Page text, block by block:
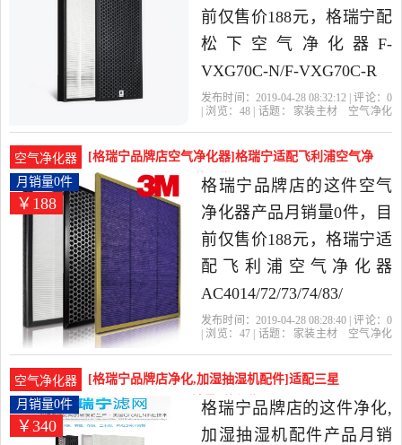
前仅售价188元，格瑞宁配
松下空气净化器F-
VXG70C-N/F-VXG70C-R
滤网套装是2019年格瑞宁
性价比很高的空气净化
器，由上海发货。
发布时间：2019-04-28 08:32:12 | 评论： 0
| 浏览： 48| 话题： 家装主材
空气净化
空气净化器
[格瑞宁品牌店空气净化器]格瑞宁适配飞利浦空气净
化器AC401月销量0件仅售188元
￥188
月销量0件
格瑞宁品牌店的这件空气
净化器产品月销量0件，目
前仅售价188元，格瑞宁适
配飞利浦空气净化器
AC4014/72/73/74/83/
84/85/86滤网3M是2019年
材当中性价比很高的空气
净化器，由上海发货。
发布时间：2019-04-28 08:28:40 | 评论： 0
| 浏览： 47| 话题： 家装主材
空气净化
空气净化器
[格瑞宁品牌店净化,加湿抽湿机配件]适配三星
AX40J6002/6003月销量0件仅售340元
￥340
月销量0件
格瑞宁品牌店的这件净化,
加湿抽湿机配件产品月销